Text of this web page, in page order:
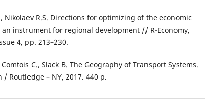
Nikolaev R.S. Directions for optimizing of the economic
instrument for regional development // R-Economy,
4, pp. 213–230.
Comtois C., Slack B. The Geography of Transport Systems.
Routledge – NY, 2017. 440 p.